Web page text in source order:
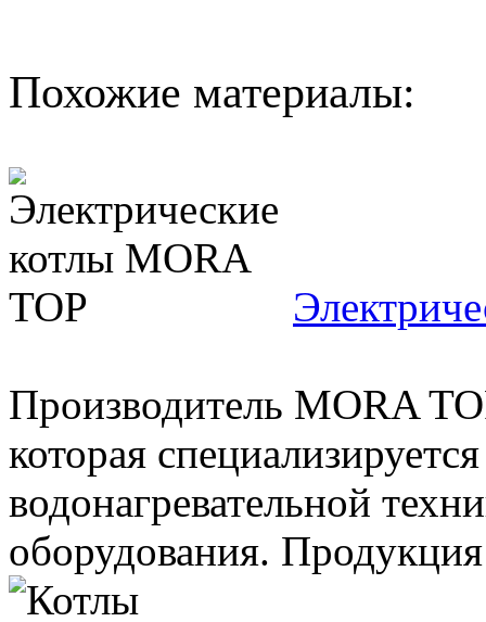
Похожие материалы:
Производитель MORA
которая
водонагревательной
оборудования.